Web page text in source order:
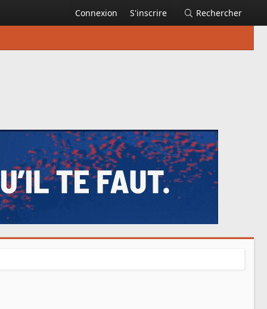
Connexion S'inscrire Rechercher